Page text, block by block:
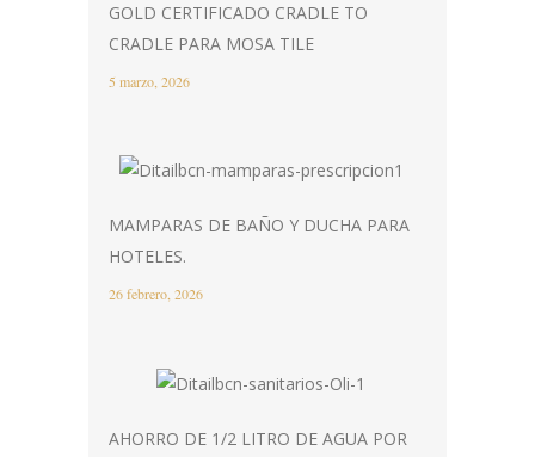
GOLD CERTIFICADO CRADLE TO
CRADLE PARA MOSA TILE
5 marzo, 2026
MAMPARAS DE BAÑO Y DUCHA PARA
HOTELES.
26 febrero, 2026
AHORRO DE 1/2 LITRO DE AGUA POR